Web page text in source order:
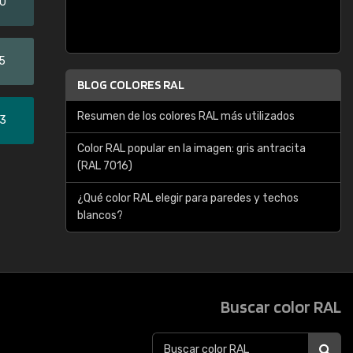
BLOG COLORES RAL
Resumen de los colores RAL más utilizados
Color RAL popular en la imagen: gris antracita
(RAL 7016)
¿Qué color RAL elegir para paredes y techos
blancos?
Buscar color RAL